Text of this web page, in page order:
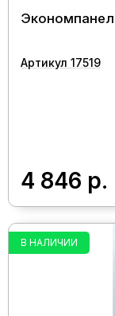
Артикул 17519
4 846 р.
В НАЛИЧИИ